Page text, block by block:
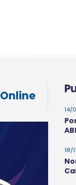
Online
14/
18/